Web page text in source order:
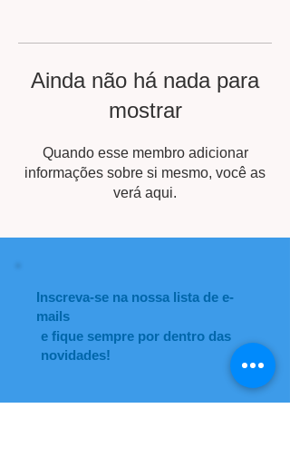
Ainda não há nada para
mostrar
Quando esse membro adicionar
informações sobre si mesmo, você as
verá aqui.
Inscreva-se na nossa lista de e-
mails
e fique sempre por dentro das
novidades!